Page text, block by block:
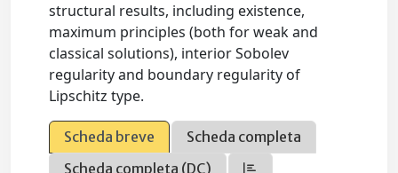
structural results, including existence,
maximum principles (both for weak and
classical solutions), interior Sobolev
regularity and boundary regularity of
Lipschitz type.
Scheda breve
Scheda completa
Scheda completa (DC)